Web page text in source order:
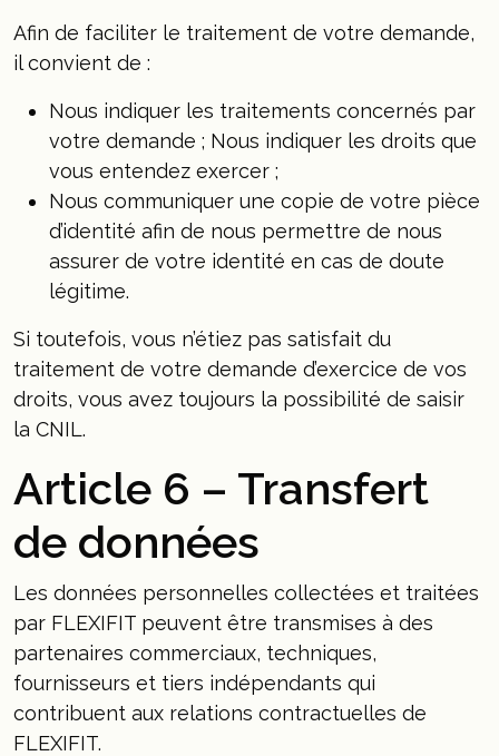
Afin de faciliter le traitement de votre demande,
il convient de :
Nous indiquer les traitements concernés par
votre demande ; Nous indiquer les droits que
vous entendez exercer ;
Nous communiquer une copie de votre pièce
d’identité afin de nous permettre de nous
assurer de votre identité en cas de doute
légitime.
Si toutefois, vous n’étiez pas satisfait du
traitement de votre demande d’exercice de vos
droits, vous avez toujours la possibilité de saisir
la CNIL.
Article 6 – Transfert
de données
Les données personnelles collectées et traitées
par FLEXIFIT peuvent être transmises à des
partenaires commerciaux, techniques,
fournisseurs et tiers indépendants qui
contribuent aux relations contractuelles de
FLEXIFIT.